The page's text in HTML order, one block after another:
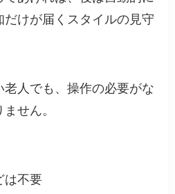
だけが届くスタイルの見守
人でも、操作の必要がな
せん。
は不要